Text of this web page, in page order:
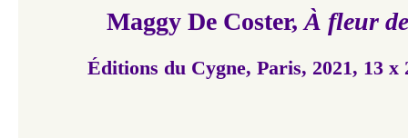
Maggy De Coster,À fleur
Éditions du Cygne, Paris, 2021, 13 x